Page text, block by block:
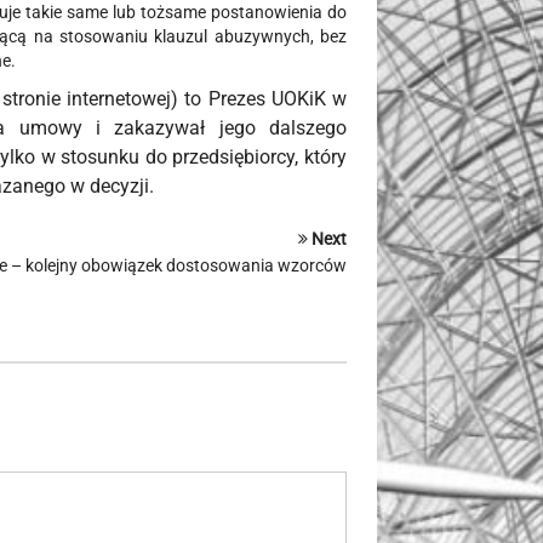
takie same lub tożsame postanowienia do
na stosowaniu klauzul abuzywnych, bez
internetowej) to Prezes UOKiK w
umowy i zakazywał jego dalszego
w stosunku do przedsiębiorcy, który
w decyzji.
Next
– kolejny obowiązek dostosowania wzorców